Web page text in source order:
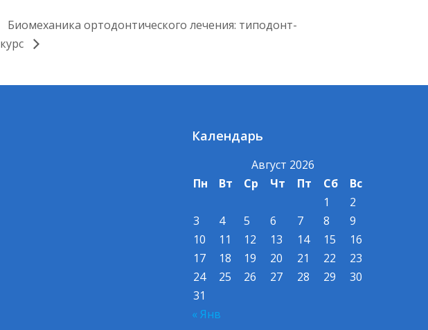
Биомеханика ортодонтического лечения: типодонт-
курс
Календарь
Август 2026
Пн
Вт Ср Чт Пт Сб
Вс
1
2
3
4 5 6 7 8
9
10
11 12 13 14 15
16
17
18 19 20 21 22
23
24
25 26 27 28 29
30
31
« Янв